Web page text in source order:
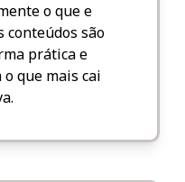
o que e
conteúdos são
prática e
que mais cai